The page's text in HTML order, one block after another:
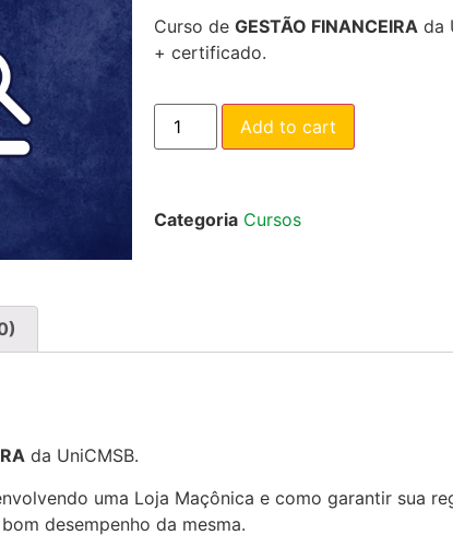
Curso de GESTÃO FINANCEIRAda
+ certificado.
Add to cart
Categoria Cursos
da UniCMSB.
uma Loja Maçônica e como garantir sua
desempenho da mesma.